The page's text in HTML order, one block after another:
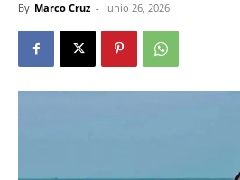
By Marco Cruz - junio 26, 2026